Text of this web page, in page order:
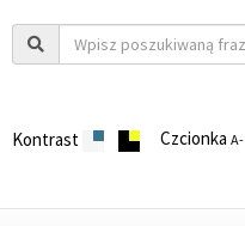
Kontrast CzcionkaA-